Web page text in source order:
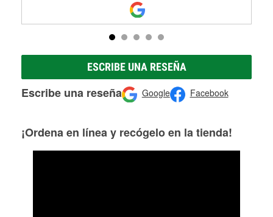
ESCRIBE UNA RESEÑA
Escribe una reseña Google Facebook
¡Ordena en línea y recógelo en la tienda!